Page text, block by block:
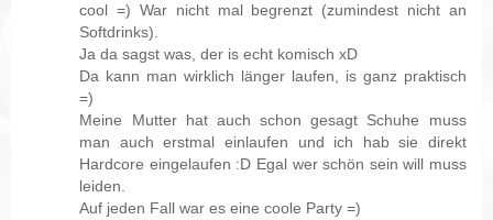
cool =) War nicht mal begrenzt (zumindest nicht an
Softdrinks).
Ja da sagst was, der is echt komisch xD
Da kann man wirklich länger laufen, is ganz praktisch
=)
Meine Mutter hat auch schon gesagt Schuhe muss
man auch erstmal einlaufen und ich hab sie direkt
Hardcore eingelaufen :D Egal wer schön sein will muss
leiden.
Auf jeden Fall war es eine coole Party =)